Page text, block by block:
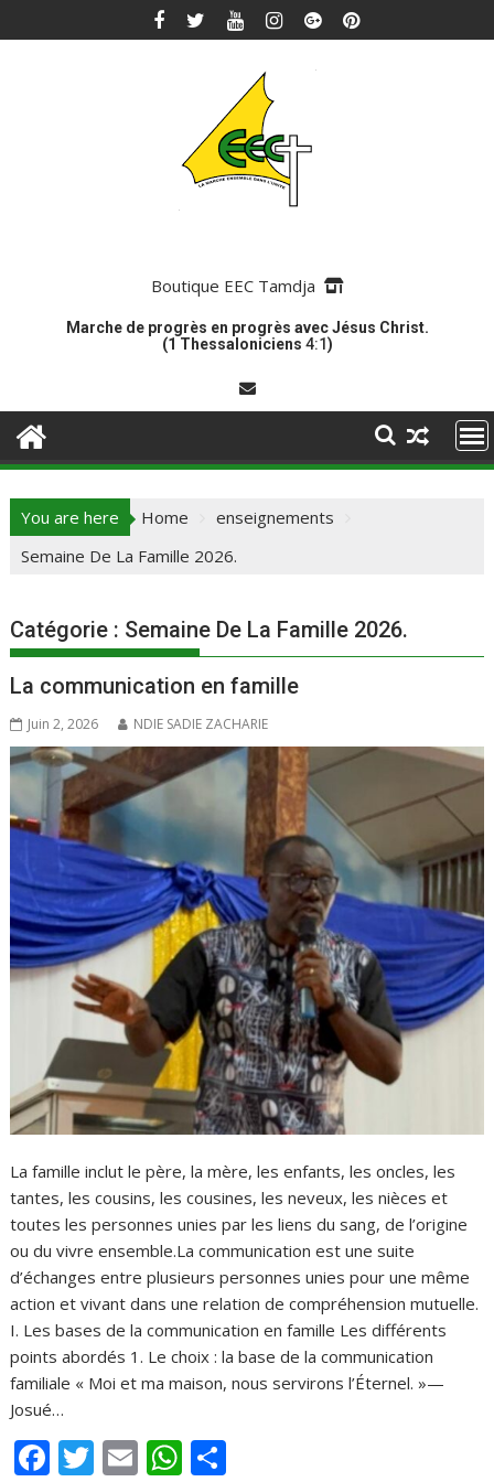
to
Boutique EEC Tamdja
Marche de progrès en progrès avec Jésus Christ.
(1 Thessaloniciens 4:1)
You are here Home
enseignements
Semaine De La Famille 2026.
Catégorie : Semaine De La Famille 2026.
La communication en famille
Juin 2, 2026 NDIE SADIE ZACHARIE
La famille inclut le père, la mère, les enfants, les oncles, les
tantes, les cousins, les cousines, les neveux, les nièces et
toutes les personnes unies par les liens du sang, de l’origine
ou du vivre ensemble.La communication est une suite
d’échanges entre plusieurs personnes unies pour une même
action et vivant dans une relation de compréhension mutuelle.
I. Les bases de la communication en famille Les différents
points abordés 1. Le choix : la base de la communication
familiale « Moi et ma maison, nous servirons l’Éternel. »—
Josué…
F T E W